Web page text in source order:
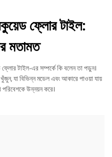
ফ্লোর টাইল:
মতামত
টাইল-এর সম্পর্কে কি বলেন তা পড়ুন।
যা বিভিন্ন মডেল এবং আকারে পাওয়া যায়
পরিবেশকে উন্নয়ন করে।